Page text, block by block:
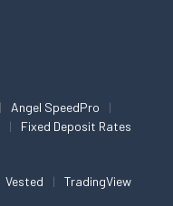
Angel SpeedPro
Fixed Deposit Rates
Vested TradingView